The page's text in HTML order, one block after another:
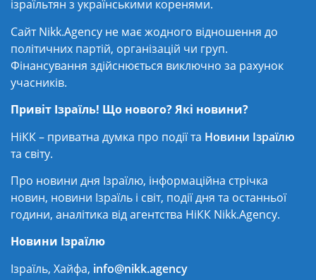
ізраїльтян з українськими коренями.
Сайт Nikk.Agency не має жодного відношення до
політичних партій, організацій чи груп.
Фінансування здійснюється виключно за рахунок
учасників.
Привіт Ізраїль! Що нового? Які новини?
НіКК – приватна думка про події та Новини Ізраїлю
та світу.
Про новини дня Ізраїлю, інформаційна стрічка
новин, новини Ізраїль і світ, події дня та останньої
години, аналітика від агентства НіКК Nikk.Agency.
Новини Ізраїлю
Ізраїль, Хайфа, info@nikk.agency